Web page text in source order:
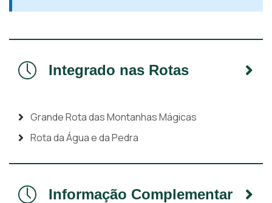
Integrado nas Rotas
Grande Rota das Montanhas Mágicas
Rota da Água e da Pedra
Informação Complementar